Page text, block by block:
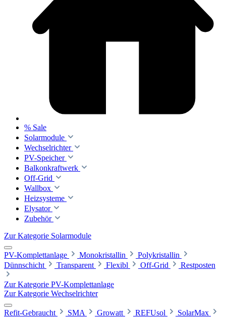
% Sale
Solarmodule
Wechselrichter
PV-Speicher
Balkonkraftwerk
Off-Grid
Wallbox
Heizsysteme
Elysator
Zubehör
Zur Kategorie Solarmodule
PV-Komplettanlage Monokristallin
Polykristallin
Dünnschicht
Transparent Flexibl Off-Grid Restposten
Zur Kategorie PV-Komplettanlage
Zur Kategorie Wechselrichter
Refit-Gebraucht SMA Growatt REFUsol
SolarMax